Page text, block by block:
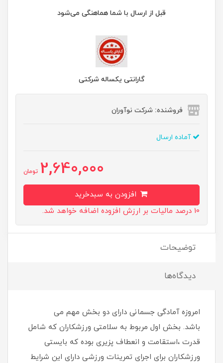
قبل از ارسال با شما هماهنگی می‌شود
گارانتی یکساله شرکتی
فروشنده: شرکت نوآوران
آماده ارسال
2,640,000 تومان
10 درصد مالیات بر ارزش افزوده اضافه خواهد شد.
توضیحات
دیدگاه‌ها
امروزه آمادگی جسمانی دارای دو بخش مهم می
باشد. بخش اول مربوط به سلامتی ورزشکاران که شامل
قدرت ،استقامت و انعطاف پزیری بوده که بایستی
ورزشکاران برای اجرای تمرینات ورزشی دارای این شرایط